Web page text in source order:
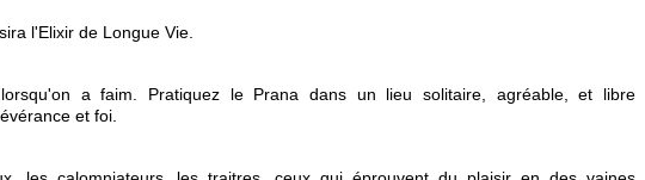
l'Elixir de Longue Vie.
a faim. Pratiquez le Prana dans un lieu solitaire, agréable, et libre
et foi.